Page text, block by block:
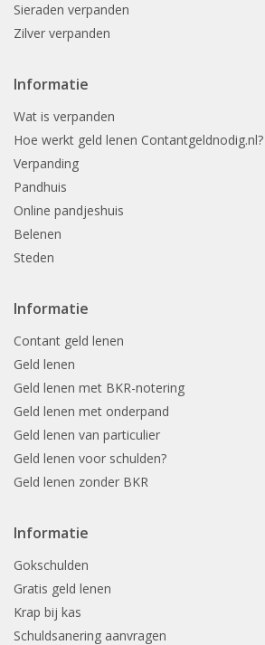
Sieraden verpanden
Zilver verpanden
Informatie
Wat is verpanden
Hoe werkt geld lenen Contantgeldnodig.nl?
Verpanding
Pandhuis
Online pandjeshuis
Belenen
Steden
Informatie
Contant geld lenen
Geld lenen
Geld lenen met BKR-notering
Geld lenen met onderpand
Geld lenen van particulier
Geld lenen voor schulden?
Geld lenen zonder BKR
Informatie
Gokschulden
Gratis geld lenen
Krap bij kas
Schuldsanering aanvragen